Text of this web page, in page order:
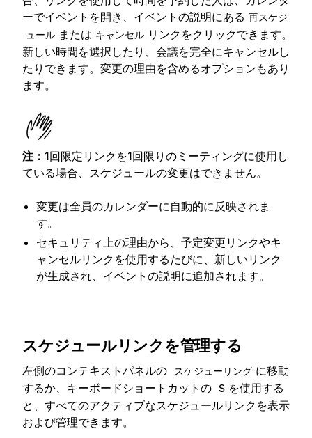
ーでイベントを開き、イベントの説明にある 再スケジ
ュール または キャンセル リンクをクリックできます。
新しい時間を選択したり、会議を完全にキャンセルし
たりできます。変更の理由を含めるオプションもあり
ます。
注： 1回限定リンクを1回限りのミーティングに使用し
ている場合、スケジュールの変更はできません。
変更は全員のカレンダーに自動的に反映されま
す。
セキュリティ上の理由から、予定変更リンクやキ
ャンセルリンクを使用するたびに、新しいリンク
が生成され、イベントの説明に追加されます。
スケジュールリンクを管理する
左側のコンテキストパネルの スケジューリング に移動
するか、キーボードショートカットの S を使用する
と、すべてのアクティブなスケジュールリンクを表示
および管理できます。